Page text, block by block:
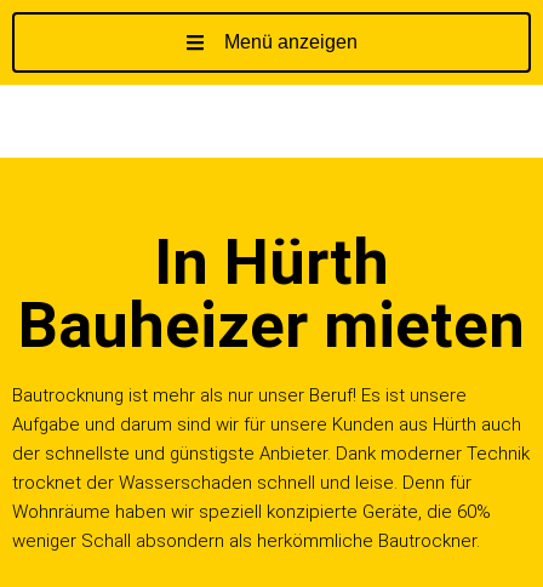
t
r
i
n
e
Menü anzeigen
In Hürth
Bauheizer mieten
Bautrocknung ist mehr als nur unser Beruf! Es ist unsere
Aufgabe und darum sind wir für unsere Kunden aus Hürth auch
der schnellste und günstigste Anbieter. Dank moderner Technik
trocknet der Wasserschaden schnell und leise. Denn für
Wohnräume haben wir speziell konzipierte Geräte, die 60%
weniger Schall absondern als herkömmliche Bautrockner.